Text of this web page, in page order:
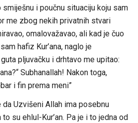
i poučnu situaciju koju sam
me zbog nekih privatnih stvari
omalovažavao, ali kad je čuo
hafiz Kur’ana, naglo je
pljuvačku i drhtavo me upitao:
Subhanallah! Nakon toga,
i fin prema meni”
da Uzvišeni Allah ima posebnu
su ehlul-Kur’an. Pa je i to jedna od